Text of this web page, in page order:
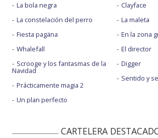
La bola negra
La constelación del perro
Fiesta pagäna
Whalefall
Scrooge y los fantasmas de la
Navidad
Prácticamente magia 2
Un plan perfecto
Clayface
La maleta
En la zona
El director
Digger
Sentido y
CARTELERA